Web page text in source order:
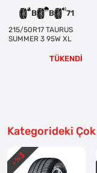
B B 71
215/50R17 TAURUS
SUMMER 3 95W XL
TÜKENDİ
Kategorideki
- %
3